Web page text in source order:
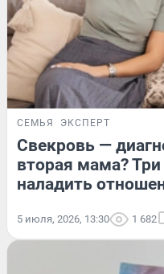
СЕМЬЯ ЭКСПЕРТ
Свекровь —
вторая мама?
наладить
5 июля, 2026, 13:30 1 682